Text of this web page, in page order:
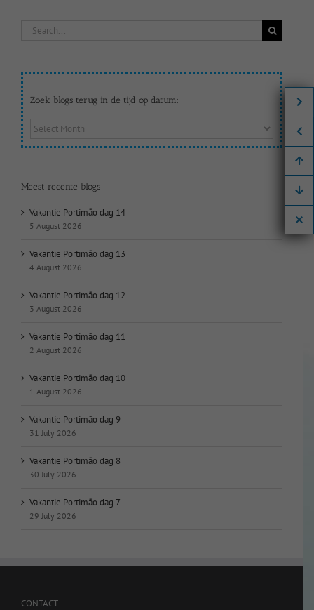
Search
Zoek blogs terug in de tijd op datum:
Zoek
op
datum:
Meest recente blogs
Vakantie Portimão dag 14
5 August 2026
Vakantie Portimão dag 13
4 August 2026
Vakantie Portimão dag 12
3 August 2026
Vakantie Portimão dag 11
2 August 2026
Vakantie Portimão dag 10
1 August 2026
Vakantie Portimão dag 9
31 July 2026
Vakantie Portimão dag 8
30 July 2026
Vakantie Portimão dag 7
29 July 2026
CONTACT